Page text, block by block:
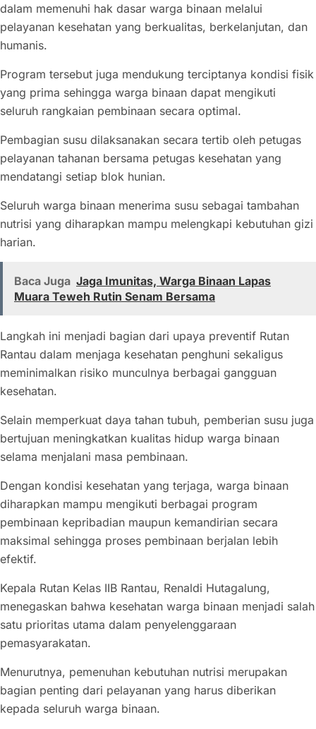
dalam memenuhi hak dasar warga binaan melalui
pelayanan kesehatan yang berkualitas, berkelanjutan, dan
humanis.
Program tersebut juga mendukung terciptanya kondisi fisik
yang prima sehingga warga binaan dapat mengikuti
seluruh rangkaian pembinaan secara optimal.
Pembagian susu dilaksanakan secara tertib oleh petugas
pelayanan tahanan bersama petugas kesehatan yang
mendatangi setiap blok hunian.
Seluruh warga binaan menerima susu sebagai tambahan
nutrisi yang diharapkan mampu melengkapi kebutuhan gizi
harian.
Baca Juga Jaga Imunitas, Warga Binaan Lapas
Muara Teweh Rutin Senam Bersama
Langkah ini menjadi bagian dari upaya preventif Rutan
Rantau dalam menjaga kesehatan penghuni sekaligus
meminimalkan risiko munculnya berbagai gangguan
kesehatan.
Selain memperkuat daya tahan tubuh, pemberian susu juga
bertujuan meningkatkan kualitas hidup warga binaan
selama menjalani masa pembinaan.
Dengan kondisi kesehatan yang terjaga, warga binaan
diharapkan mampu mengikuti berbagai program
pembinaan kepribadian maupun kemandirian secara
maksimal sehingga proses pembinaan berjalan lebih
efektif.
Kepala Rutan Kelas IIB Rantau, Renaldi Hutagalung,
menegaskan bahwa kesehatan warga binaan menjadi salah
satu prioritas utama dalam penyelenggaraan
pemasyarakatan.
Menurutnya, pemenuhan kebutuhan nutrisi merupakan
bagian penting dari pelayanan yang harus diberikan
kepada seluruh warga binaan.